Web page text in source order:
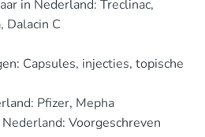
in Nederland: Treclinac,
Dalacin C
Capsules, injecties, topische
Pfizer, Mepha
Voorgeschreven